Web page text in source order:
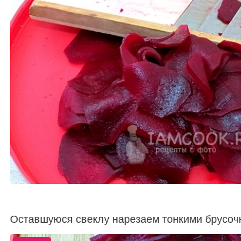
Оставшуюся свеклу нарезаем тонкими